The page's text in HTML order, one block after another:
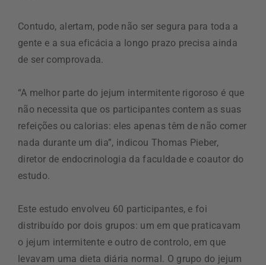
Contudo, alertam, pode não ser segura para toda a
gente e a sua eficácia a longo prazo precisa ainda
de ser comprovada.
“A melhor parte do jejum intermitente rigoroso é que
não necessita que os participantes contem as suas
refeições ou calorias: eles apenas têm de não comer
nada durante um dia”, indicou Thomas Pieber,
diretor de endocrinologia da faculdade e coautor do
estudo.
Este estudo envolveu 60 participantes, e foi
distribuído por dois grupos: um em que praticavam
o jejum intermitente e outro de controlo, em que
levavam uma dieta diária normal. O grupo do jejum